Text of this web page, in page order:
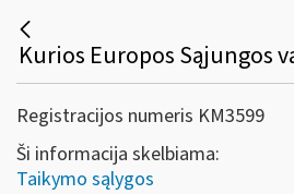
Registracijos numeris KM3599
Ši informacija skelbiama:
Taikymo sąlygos